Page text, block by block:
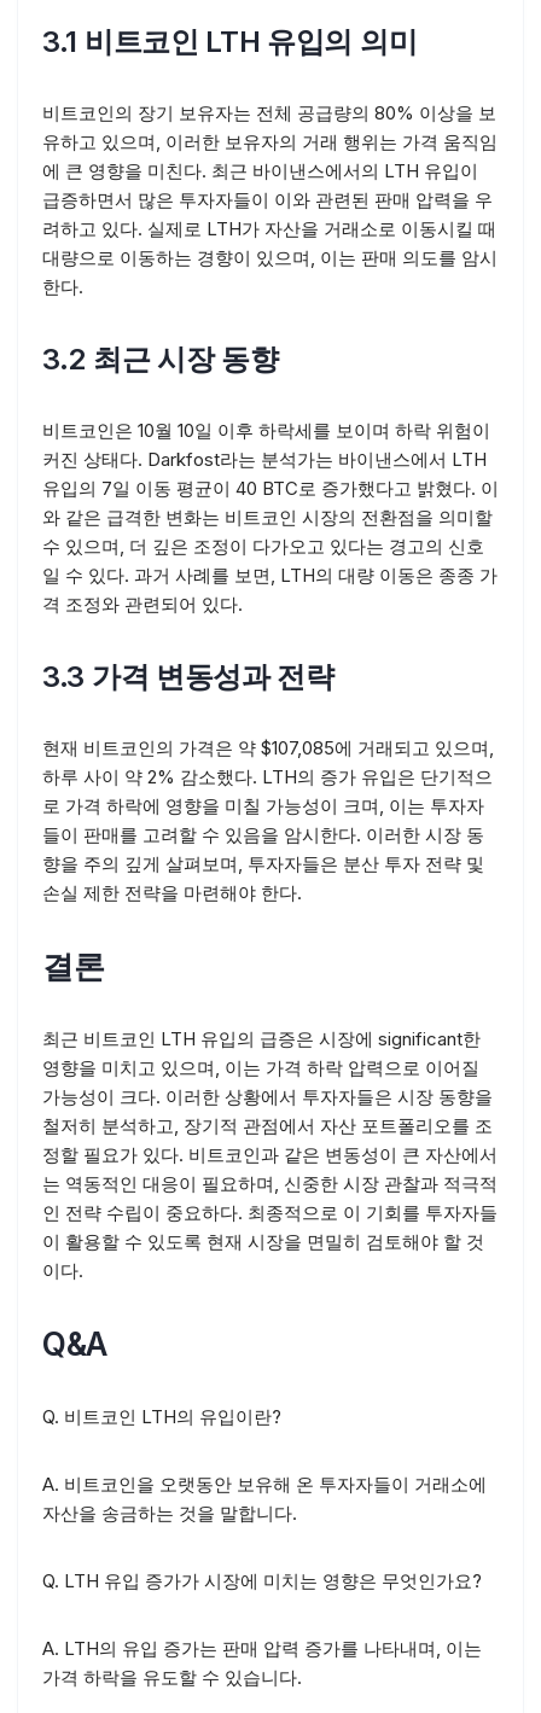
3.1 비트코인 LTH 유입의 의미
비트코인의 장기 보유자는 전체 공급량의 80% 이상을 보
유하고 있으며, 이러한 보유자의 거래 행위는 가격 움직임
에 큰 영향을 미친다. 최근 바이낸스에서의 LTH 유입이
급증하면서 많은 투자자들이 이와 관련된 판매 압력을 우
려하고 있다. 실제로 LTH가 자산을 거래소로 이동시킬 때
대량으로 이동하는 경향이 있으며, 이는 판매 의도를 암시
한다.
3.2 최근 시장 동향
비트코인은 10월 10일 이후 하락세를 보이며 하락 위험이
커진 상태다. Darkfost라는 분석가는 바이낸스에서 LTH
유입의 7일 이동 평균이 40 BTC로 증가했다고 밝혔다. 이
와 같은 급격한 변화는 비트코인 시장의 전환점을 의미할
수 있으며, 더 깊은 조정이 다가오고 있다는 경고의 신호
일 수 있다. 과거 사례를 보면, LTH의 대량 이동은 종종 가
격 조정와 관련되어 있다.
3.3 가격 변동성과 전략
현재 비트코인의 가격은 약 $107,085에 거래되고 있으며,
하루 사이 약 2% 감소했다. LTH의 증가 유입은 단기적으
로 가격 하락에 영향을 미칠 가능성이 크며, 이는 투자자
들이 판매를 고려할 수 있음을 암시한다. 이러한 시장 동
향을 주의 깊게 살펴보며, 투자자들은 분산 투자 전략 및
손실 제한 전략을 마련해야 한다.
결론
최근 비트코인 LTH 유입의 급증은 시장에 significant한
영향을 미치고 있으며, 이는 가격 하락 압력으로 이어질
가능성이 크다. 이러한 상황에서 투자자들은 시장 동향을
철저히 분석하고, 장기적 관점에서 자산 포트폴리오를 조
정할 필요가 있다. 비트코인과 같은 변동성이 큰 자산에서
는 역동적인 대응이 필요하며, 신중한 시장 관찰과 적극적
인 전략 수립이 중요하다. 최종적으로 이 기회를 투자자들
이 활용할 수 있도록 현재 시장을 면밀히 검토해야 할 것
이다.
Q&A
Q. 비트코인 LTH의 유입이란?
A. 비트코인을 오랫동안 보유해 온 투자자들이 거래소에
자산을 송금하는 것을 말합니다.
Q. LTH 유입 증가가 시장에 미치는 영향은 무엇인가요?
A. LTH의 유입 증가는 판매 압력 증가를 나타내며, 이는
가격 하락을 유도할 수 있습니다.